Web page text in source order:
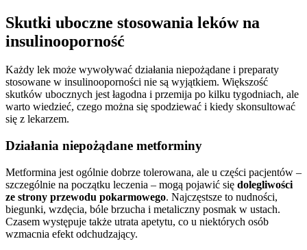
Skutki uboczne stosowania leków na
insulinooporność
Każdy lek może wywoływać działania niepożądane i preparaty
stosowane w insulinooporności nie są wyjątkiem. Większość
skutków ubocznych jest łagodna i przemija po kilku tygodniach, ale
warto wiedzieć, czego można się spodziewać i kiedy skonsultować
się z lekarzem.
Działania niepożądane metforminy
Metformina jest ogólnie dobrze tolerowana, ale u części pacjentów –
szczególnie na początku leczenia – mogą pojawić się dolegliwości
ze strony przewodu pokarmowego. Najczęstsze to nudności,
biegunki, wzdęcia, bóle brzucha i metaliczny posmak w ustach.
Czasem występuje także utrata apetytu, co u niektórych osób
wzmacnia efekt odchudzający.